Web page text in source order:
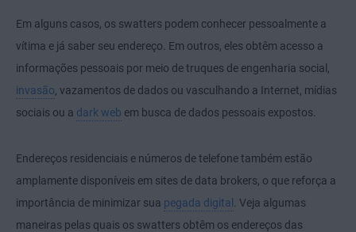
Em alguns casos, os swatters podem conhecer pessoalmente a
vítima e já saber seu endereço. Em outros, eles obtêm acesso a
informações pessoais por meio de truques de engenharia social,
invasão , vazamentos de dados ou vasculhando a Internet, mídias
sociais ou a dark web em busca de dados pessoais expostos.
Endereços residenciais e números de telefone também estão
amplamente disponíveis em sites de data brokers, o que reforça a
importância de minimizar sua pegada digital . Veja algumas
maneiras pelas quais os swatters obtêm os endereços das